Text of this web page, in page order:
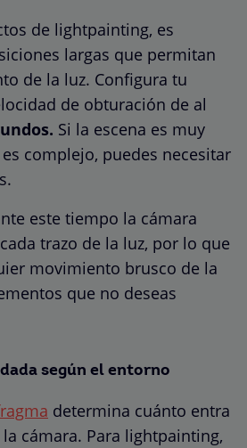
de lightpainting, es
largas que permitan
de la luz. Configura tu
de obturación de al
Si la escena es muy
complejo, puedes necesitar
este tiempo la cámara
trazo de la luz, por lo que
movimiento brusco de la
que no deseas
según el entorno
determina cuánto entra
cámara. Para lightpainting,